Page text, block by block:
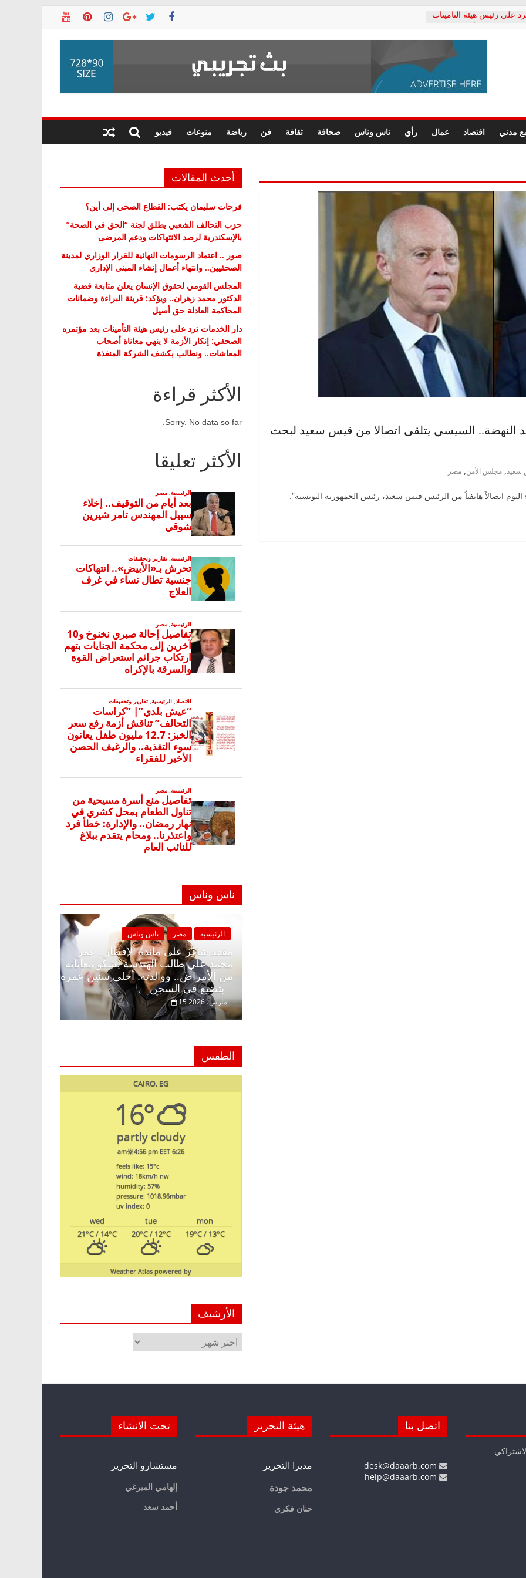
على رئيس هيئة التأمينات
المعاشات.. ونطالب بكشف
يكتب: القطاع الصحي إلى
الشعبي يطلق لجنة “الحق
النهائية للقرار
الصحفيين.. وانتهاء أعمال
المحاكمة العادلة
مدني اقتصاد عمال رأي ناس وناس صحافة ثقافة فن رياضة منوعات فيديو
النهضة.. السيسي يتلقى اتصالا من قيس سعيد لبحث
سعيد, مجلس الأمن, مصر
اتصالاً هاتفياً من الرئيس قيس سعيد، رئيس الجمهورية التونسية”.
أحدث المقالات
فرحات سليمان يكتب: القطاع الصحي إلى أين؟
حزب التحالف الشعبي يطلق لجنة “الحق في الصحة”
بالإسكندرية لرصد الانتهاكات ودعم المرضى
صور .. اعتماد الرسومات النهائية للقرار الوزاري لمدينة
الصحفيين.. وانتهاء أعمال إنشاء المبنى الإداري
المجلس القومي لحقوق الإنسان يعلن متابعة قضية
الدكتور محمد زهران.. ويؤكد: قرينة البراءة وضمانات
المحاكمة العادلة حق أصيل
دار الخدمات ترد على رئيس هيئة التأمينات بعد مؤتمره
الصحفي: إنكار الأزمة لا ينهي معاناة أصحاب
المعاشات.. ونطالب بكشف الشركة المنفذة
الأكثر قراءة
Sorry. No data so far.
الأكثر تعليقا
ناس وناس
الرئيسية مصر ناس وناس
مقعد شاغر على مائدة الإفطار.. عمر
محمد علي طالب الهندسة يشكو معاناته
من الأمراض.. ووالدته: أحلى سنين عمره
بتضيع في السجن
15 مارس، 2026
مقعد شاغر على الإفطار وبلكونة بلا زينة
رمضان.. د. عبدالخالق فاروق خبير
اقتصادي في انتظار حلم الحرية ولمة
الطقس
CAIRO, EG
16°
partly cloudy
6:26 am
4:56 pm EET
feels like: 15°c
wind: 18km/h nw
humidity: 57%
pressure: 1018.96mbar
uv index: 0
mon
tue
wed
19°C/ 13°C
20°C/ 12°C
21°C/ 14°C
powered by
Weather Atlas
الأرشيف
الأرشيف
اتصل بنا هيئة التحرير
مديرا التحرير
محمد جودة
حنان فكري
تحت الانشاء
مستشارو التحرير
إلهامي الميرغي
أحمد سعد